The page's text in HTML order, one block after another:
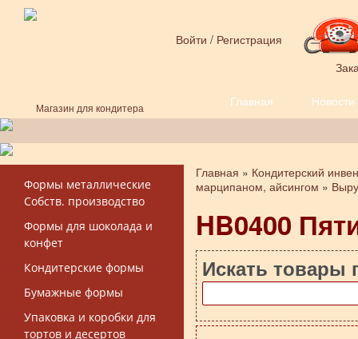
Перейти к основному содержанию
Магазин для кондитера
Войти / Регистрация
Главная Новости
Форма поиска
Формы металлические
Собств. производство
Формы для шоколада и
конфет
Кондитерские формы
Бумажные формы
Упаковка и коробки для
тортов и десертов
Вы здесь
Главная » Кондитерский
марципаном, айсингом »
HB0400
Искать товары